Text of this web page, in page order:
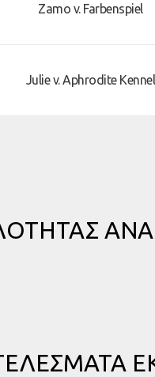
Zamo v. Farbenspiel
Julie v. Aphrodite Kennel